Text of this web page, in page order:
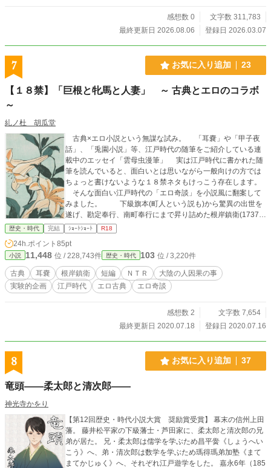
生きる道を選んだ。それが高柳凌庵こと松平源七郎斉勝の今
は蘭学の粋を極めた解剖術で鮮やかに切り出していく。しか
し、死の裏側に潜むのは、法の手が届かぬ巨悪の影……。 難
事件には江戸時代の法医学書「無冤録述」、人の命を軽んじ
る悪には破邪の秘剣を振るう。 かつて捨てたはずの「葵の御
る！ 時代小説の枠を超えた圧倒的スケールで贈る、痛快”メデ
感想数 0
文字数 311,783
最終更新日 2026.08.06
登録日 2026.03.07
7 お気に入り追加 23
【１８禁】「巨根と牝馬と人妻」 ～ 古典とエロのコラボ
～
糺ノ杜 胡瓜堂
古典×エロ小説という無謀な試み。 「耳嚢」や「甲子夜
話」、「兎園小説」等、江戸時代の随筆をご紹介している連
載中のエッセイ「雲母虫漫筆」 実は江戸時代に書かれた随
筆を読んでいると、面白いとは思いながら一般向けの方では
ちょっと書けないような１８禁ネタもけっこう存在します。
そんな面白い江戸時代の「エロ奇談」を小説風に翻案して
みました。 下級旗本(町人という説も)から驚異の出世を
遂げ、勘定奉行、南町奉行にまで昇り詰めた根岸鎮衛(1737～
1815)が３０年余にわたって書き記した随筆「耳嚢」 世の
中の怪談・奇談から噂話等々、色んな話が掲載されている
「耳嚢」にも、けっこう下ネタがあったりします。 その中
で特に目を引くのが「巨根」モノ・・・根岸鎮衛さんの趣味
なのか。 巨根の男性が妻となってくれる人を探して遊女屋
を訪れ、自分を受け入れてくれる女性と巡り合い、晴れて夫
婦となる・・・というストーリーは、ほぼ同内容のものが数
たネタを忘れてしまったのかもしれませんが・・・。 ま
た、本作の原話「大陰の人因の事」などは、けっこう長い話
りしていて読み応えがあり、まさに「奇談」という言葉がふ
さわしいお話だと思いました。 二部構成、計六千字程度の
歴史・時代 完結 ｼｮｰﾄｼｮｰﾄ R18
24h.ポイント 85pt
小説 11,448 位 / 228,743件 歴史・時代 103 位 / 3,220件
古典 耳嚢 根岸鎮衛 短編 ＮＴＲ
大陰の人因果の事
実験的企画
江戸時代 エロ古典 エロ奇談
感想数 2
文字数 7,654
最終更新日 2020.07.18
登録日 2020.07.16
8 お気に入り追加 37
竜頭――柔太郎と清次郎――
神光寺かをり
【第12回歴史・時代小説大賞 奨励賞受賞】 幕末の信州上田
藩。 藤井松平家の下級藩士・芦田家に、柔太郎と清次郎の兄
弟が居た。 兄・柔太郎は儒学を学ぶため昌平黌《しょうへい
こう》へ、弟・清次郎は数学を学ぶため瑪得瑪弟加塾《まて
まてかじゅく》へ、それぞれ江戸遊学をした。 嘉永6年（185